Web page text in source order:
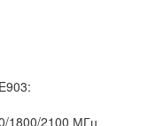
1800/2100 МГц